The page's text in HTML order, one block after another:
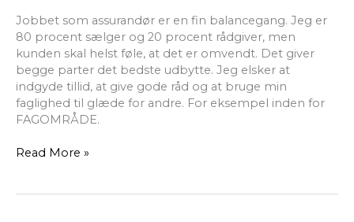
Jobbet som assurandør er en fin balancegang. Jeg er
80 procent sælger og 20 procent rådgiver, men
kunden skal helst føle, at det er omvendt. Det giver
begge parter det bedste udbytte. Jeg elsker at
indgyde tillid, at give gode råd og at bruge min
faglighed til glæde for andre. For eksempel inden for
FAGOMRÅDE.
Read More »